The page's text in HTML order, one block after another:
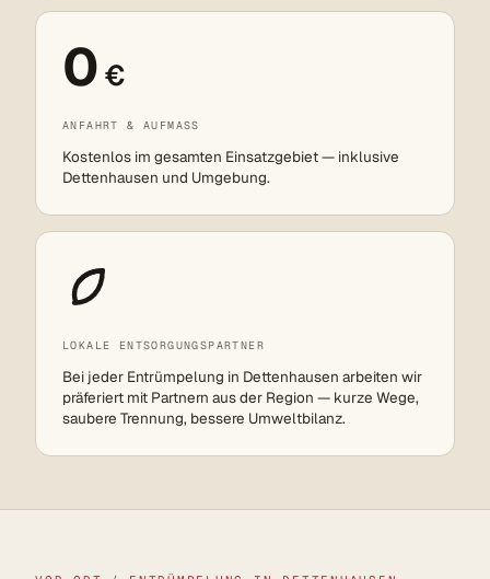
0 €
ANFAHRT & AUFMASS
Kostenlos im gesamten Einsatzgebiet — inklusive
Dettenhausen und Umgebung.
LOKALE ENTSORGUNGSPARTNER
Bei jeder Entrümpelung in Dettenhausen arbeiten wir
präferiert mit Partnern aus der Region — kurze Wege,
saubere Trennung, bessere Umweltbilanz.